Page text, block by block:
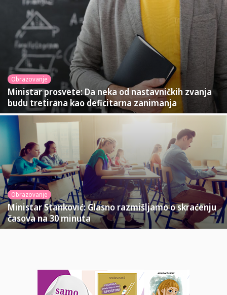
Obrazovanje
Ministar prosvete: Da neka od nastavničkih zvanja
budu tretirana kao deficitarna zanimanja
Obrazovanje
Ministar Stanković: Glasno razmišljamo o skraćenju
časova na 30 minuta